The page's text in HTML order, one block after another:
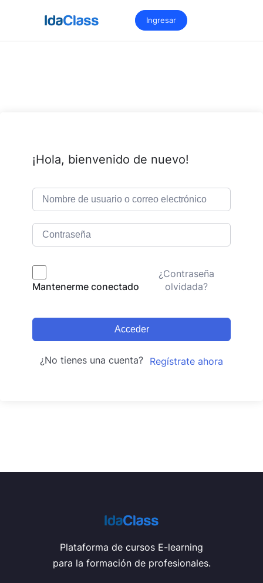
Ingresar
¡Hola, bienvenido de nuevo!
Mantenerme conectado
¿Contraseña
olvidada?
Acceder
¿No tienes una cuenta? Regístrate ahora
Plataforma de cursos E-learning
para la formación de profesionales.